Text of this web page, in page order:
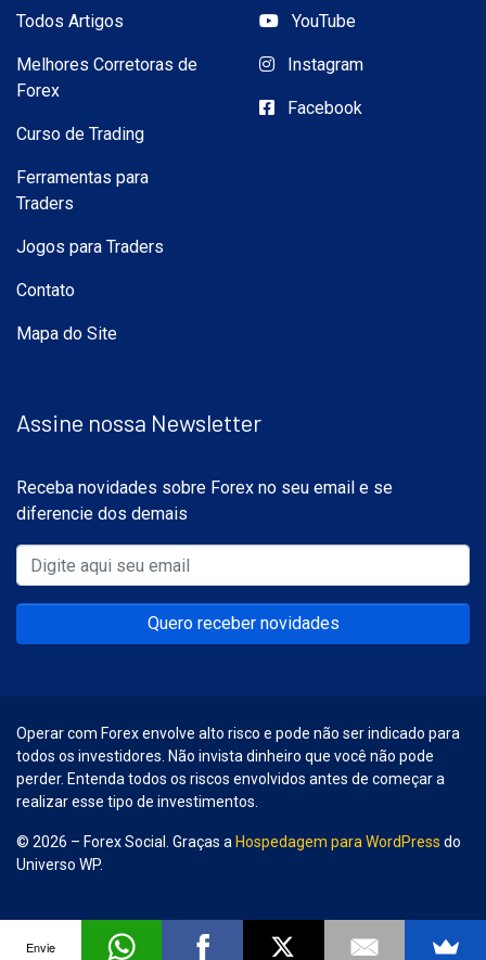
Todos Artigos
Melhores Corretoras de
Forex
Curso de Trading
Ferramentas para
Traders
Jogos para Traders
Contato
Mapa do Site
YouTube
Instagram
Facebook
Assine nossa Newsletter
Receba novidades sobre Forex no seu email e se
diferencie dos demais
Quero receber novidades
Operar com Forex envolve alto risco e pode não ser indicado para
todos os investidores. Não invista dinheiro que você não pode
perder. Entenda todos os riscos envolvidos antes de começar a
realizar esse tipo de investimentos.
© 2026 – Forex Social. Graças a Hospedagem para WordPress do
Universo WP.
Envie